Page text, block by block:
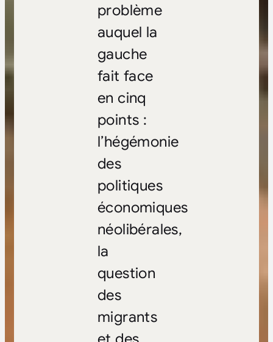
problème
auquel la
gauche
fait face
en cinq
points :
l’hégémonie
des
politiques
économiques
néolibérales,
la
question
des
migrants